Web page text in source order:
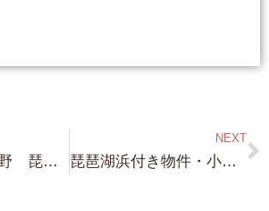
出ました！・小野 琵琶湖浜付き 前面琵琶湖！ 絶好のロケーション 約600坪！・・これも多分 皆さんが あっ！あそこか・・（笑）という場所です Now for sale !!
NEXT
琵琶湖浜付き物件・小ぶりから大物まで（笑）色々 品揃えは 豊富です（笑）500万円台から8億円まで 琵琶湖浜付き・琵琶湖浜前 色々ございます！